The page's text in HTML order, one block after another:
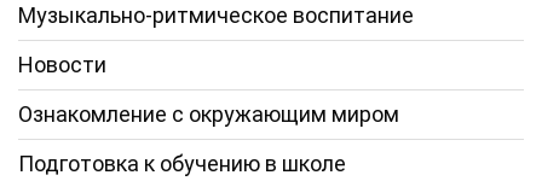
Музыкально-ритмическое воспитание
Новости
Ознакомление с окружающим миром
Подготовка к обучению в школе